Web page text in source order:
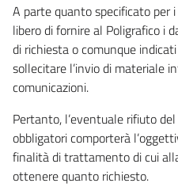
A parte quanto specificato per
libero di fornire al Poligrafico i
di richiesta o comunque
sollecitare l’invio di materiale
comunicazioni.
Pertanto, l’eventuale rifiuto
obbligatori comporterà
finalità di trattamento di cui
ottenere quanto richiesto.